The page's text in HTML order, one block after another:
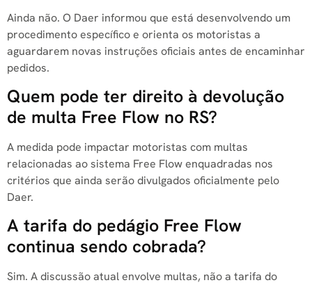
Ainda não. O Daer informou que está desenvolvendo um
procedimento específico e orienta os motoristas a
aguardarem novas instruções oficiais antes de encaminhar
pedidos.
Quem pode ter direito à devolução
de multa Free Flow no RS?
A medida pode impactar motoristas com multas
relacionadas ao sistema Free Flow enquadradas nos
critérios que ainda serão divulgados oficialmente pelo
Daer.
A tarifa do pedágio Free Flow
continua sendo cobrada?
Sim. A discussão atual envolve multas, não a tarifa do